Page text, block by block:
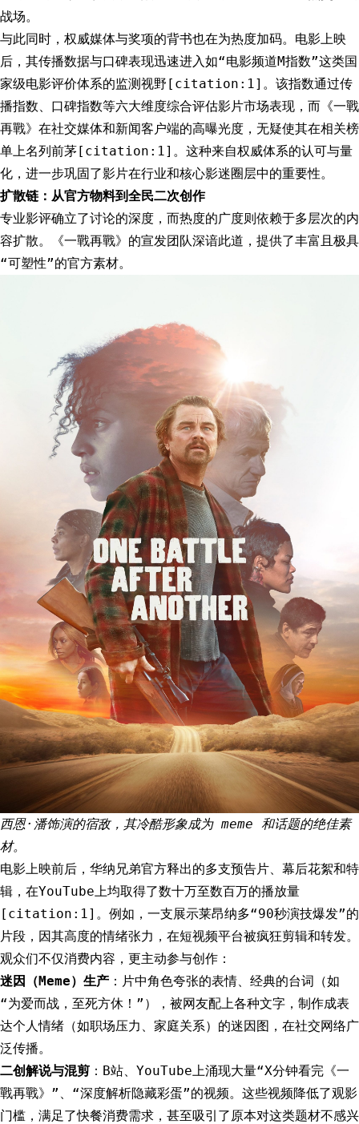
战场。
与此同时，权威媒体与奖项的背书也在为热度加码。电影上映
后，其传播数据与口碑表现迅速进入如“电影频道M指数”这类国
家级电影评价体系的监测视野[citation:1]。该指数通过传
播指数、口碑指数等六大维度综合评估影片市场表现，而《一戰
再戰》在社交媒体和新闻客户端的高曝光度，无疑使其在相关榜
单上名列前茅[citation:1]。这种来自权威体系的认可与量
化，进一步巩固了影片在行业和核心影迷圈层中的重要性。
扩散链：从官方物料到全民二次创作
专业影评确立了讨论的深度，而热度的广度则依赖于多层次的内
容扩散。《一戰再戰》的宣发团队深谙此道，提供了丰富且极具
“可塑性”的官方素材。
西恩·潘饰演的宿敌，其冷酷形象成为 meme 和话题的绝佳素
材。
电影上映前后，华纳兄弟官方释出的多支预告片、幕后花絮和特
辑，在YouTube上均取得了数十万至数百万的播放量
[citation:1]。例如，一支展示莱昂纳多“90秒演技爆发”的
片段，因其高度的情绪张力，在短视频平台被疯狂剪辑和转发。
观众们不仅消费内容，更主动参与创作：
迷因（Meme）生产 ：片中角色夸张的表情、经典的台词（如
“为爱而战，至死方休！”），被网友配上各种文字，制作成表
达个人情绪（如职场压力、家庭关系）的迷因图，在社交网络广
泛传播。
二创解说与混剪 ：B站、YouTube上涌现大量“X分钟看完《一
戰再戰》”、“深度解析隐藏彩蛋”的视频。这些视频降低了观影
门槛，满足了快餐消费需求，甚至吸引了原本对这类题材不感兴